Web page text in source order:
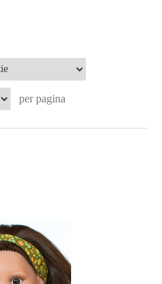
per pagina